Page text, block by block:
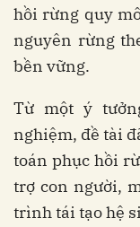
hồi rừng quy
nguyên rừng
bền vững.
Từ một ý
nghiệm, đề tài
toán phục hồi
trợ con người,
trình tái tạo hệ